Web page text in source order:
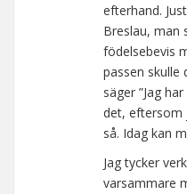
efterhand.
Breslau, man
födelsebevis
passen skulle
säger ”Jag
det, eftersom
så. Idag kan
Jag tycker
varsammare